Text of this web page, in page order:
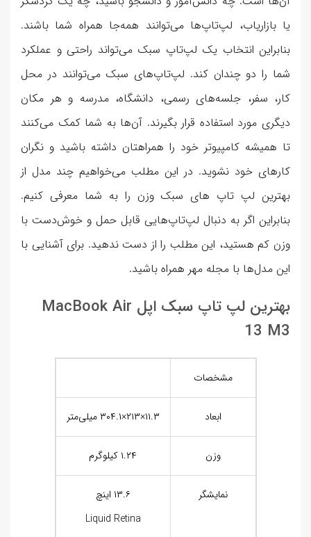
یا بازاریاب، لپ‌تاپ‌ها می‌توانند همه‌جا همراه شما باشند.
بنابراین انتخاب یک لپ‌تاپ سبک می‌تواند راحتی و عملکرد
شما را دو چندان کند. لپ‌تاپ‌های سبک می‌توانند در محل
کار، سفر، جلسه‌های رسمی، دانشگاه، مدرسه و هر مکان
دیگری مورد استفاده قرار بگیرند. آن‌ها به شما کمک می‌کنند
تا همیشه کامپیوتر خود را همراهتان داشته باشید و نگران
کارهای خود نشوید. در این مطلب می‌خواهیم چند مدل از
بهترین لپ تاپ های سبک وزن را به شما معرفی کنیم.
بنابراین اگر به دنبال لپ‌تاپ‌هایی قابل حمل و خوش‌دست با
وزن کم هستید، این مطلب را از دست ندهید. برای آشنایی با
این مدل‌ها با مجله مهر همراه باشید.
بهترین لپ تاپ سبک اپل MacBook Air
13 M3
مشخصات
ابعاد ۱۱.۳×۲۱۳×۳۰۴.۱ میلی‌متر
وزن ۱.۲۴ کیلوگرم
نمایشگر
۱۳.۶ اینچ
Liquid Retina